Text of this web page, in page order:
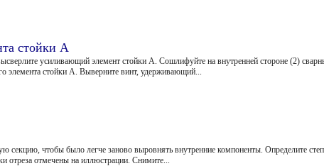
стойки А
усиливающий элемент стойки А. Сошлифуйте на внутренней стороне (2)
элемента стойки А. Выверните винт, удерживающий...
секцию, чтобы было легче заново выровнять внутренние компоненты. Определите
отреза отмечены на иллюстрации. Снимите...